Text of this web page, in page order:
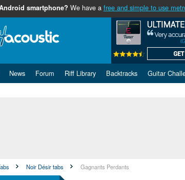
smartphone? We have a free and simple to use
News Forum Riff Library Backtracks Guitar
Noir Désir tabs Gagnants Perdants